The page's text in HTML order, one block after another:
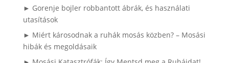
► Gorenje bojler robbantott ábrák, és használati
utasítások
► Miért károsodnak a ruhák mosás közben? – Mosási
hibák és megoldásaik